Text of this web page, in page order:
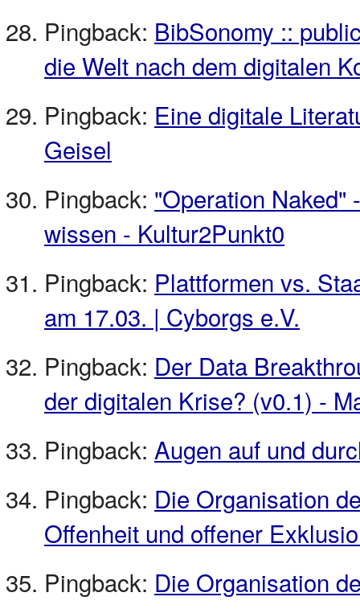
Pingback: BibSonomy ::
die Welt nach dem digitalen
Pingback: Eine digitale
Geisel
Pingback: "Operation Naked"
wissen - Kultur2Punkt0
Pingback: Plattformen vs.
am 17.03. | Cyborgs e.V.
Pingback: Der Data
der digitalen Krise? (v0.1) -
Pingback: Augen auf und
Pingback: Die Organisation
Offenheit und offener
Pingback: Die Organisation